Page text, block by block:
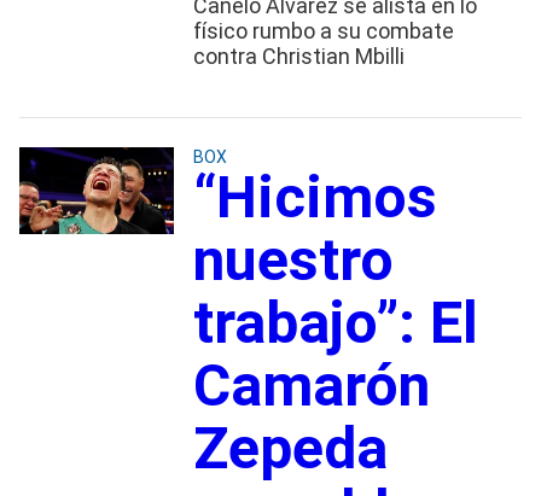
Canelo Álvarez se alista en lo
físico rumbo a su combate
contra Christian Mbilli
BOX
“Hicimos
nuestro
trabajo”: El
Camarón
Zepeda